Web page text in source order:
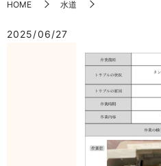
HOME 水道
2025/06/27